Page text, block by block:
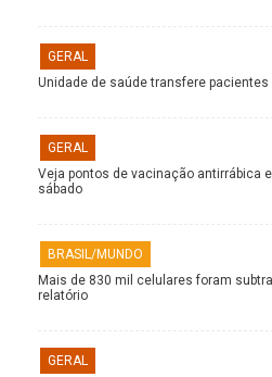
GERAL
Unidade de saúde transfere
GERAL
Veja pontos de vacinação antirrábica
sábado
BRASIL/MUNDO
Mais de 830 mil celulares foram
relatório
GERAL